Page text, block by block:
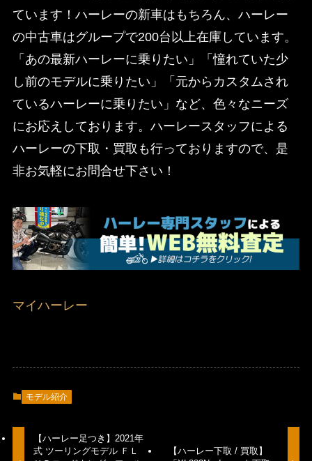
ています！ハーレーの新車はもちろん、ハーレー
の中古車はグループで200台以上在庫しています。
「あの最新ハーレーに乗りたい」「憧れていた少
し前のモデルに乗りたい」「元からカスタムされ
ているハーレーに乗りたい」など、色々なニーズ
にお応えしております。ハーレースタッフによる
ハーレーの下取・買取も行っておりますので、是
非お気軽にお問合せ下さい！
マイハーレー
モデル紹介
【ハーレー足つき】2021年
式 ツーリングモデル ＦＬ
【ハーレー下取 / 買取】